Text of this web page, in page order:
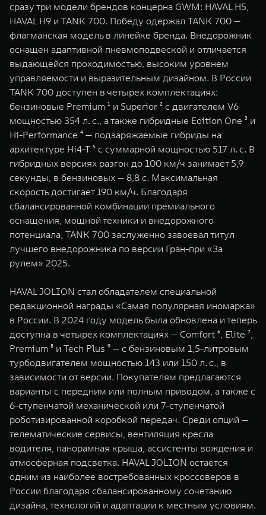
сразу три модели брендов концерна GWM: HAVAL H5,
HAVAL H9 и TANK 700. Победу одержал TANK 700 —
флагманская модель в линейке бренда. Внедорожник
оснащен адаптивной пневмоподвеской и отличается
выдающейся проходимостью, высоким уровнем
управляемости и выразительным дизайном. В России
TANK 700 доступен в четырех комплектациях:
бензиновые Premium ¹ и Superior ² с двигателем V6
мощностью 354 л. с., а также гибридные Edition One ³ и
Hi-Performance ⁴ — подзаряжаемые гибриды на
архитектуре Hi4-T ⁵ с суммарной мощностью 517 л. с. В
гибридных версиях разгон до 100 км/ч занимает 5,9
секунды, в бензиновых — 8,8 с. Максимальная
скорость достигает 190 км/ч. Благодаря
сбалансированной комбинации премиального
оснащения, мощной техники и внедорожного
потенциала, TANK 700 заслуженно завоевал титул
лучшего внедорожника по версии Гран-при «За
рулем» 2025.
HAVAL JOLION стал обладателем специальной
редакционной награды «Самая популярная иномарка»
в России. В 2024 году модель была обновлена и теперь
доступна в четырех комплектациях — Comfort ⁶, Elite ⁷,
Premium ⁸ и Tech Plus ⁹ — с бензиновым 1,5-литровым
турбодвигателем мощностью 143 или 150 л. с., в
зависимости от версии. Покупателям предлагаются
варианты с передним или полным приводом, а также с
6-ступенчатой механической или 7-ступенчатой
роботизированной коробкой передач. Среди опций —
телематические сервисы, вентиляция кресла
водителя, панорамная крыша, ассистенты вождения и
атмосферная подсветка. HAVAL JOLION остается
одним из наиболее востребованных кроссоверов в
России благодаря сбалансированному сочетанию
дизайна, технологий и адаптации к местным условиям.